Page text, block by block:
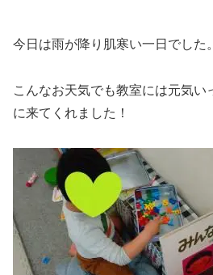
今日は雨が降り肌寒い一日でした。
こんなお天気でも教室には元気い
に来てくれました！